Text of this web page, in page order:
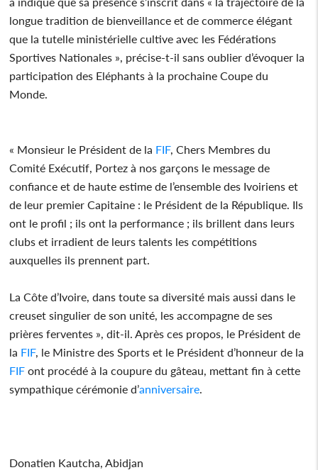
longue tradition de bienveillance et de commerce élégant
que la tutelle ministérielle cultive avec les Fédérations
Sportives Nationales », précise-t-il sans oublier d’évoquer la
participation des Eléphants à la prochaine Coupe du
Monde.
« Monsieur le Président de la FIF, Chers Membres du
Comité Exécutif, Portez à nos garçons le message de
confiance et de haute estime de l’ensemble des Ivoiriens et
de leur premier Capitaine : le Président de la République. Ils
ont le profil ; ils ont la performance ; ils brillent dans leurs
clubs et irradient de leurs talents les compétitions
auxquelles ils prennent part.
La Côte d’Ivoire, dans toute sa diversité mais aussi dans le
creuset singulier de son unité, les accompagne de ses
prières ferventes », dit-il. Après ces propos, le Président de
la FIF, le Ministre des Sports et le Président d’honneur de la
FIF ont procédé à la coupure du gâteau, mettant fin à cette
sympathique cérémonie d’anniversaire.
Donatien Kautcha, Abidjan